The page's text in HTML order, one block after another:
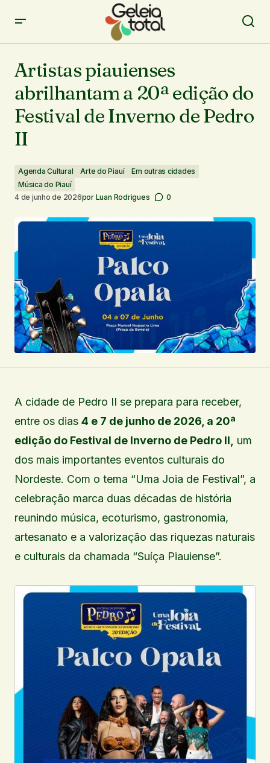
de Inverno de Pedro II
Artistas piauienses
abrilhantam a 20ª edição do
Festival de Inverno de Pedro
II
Agenda Cultural Arte do Piauí
Em outras cidades
Música do Piauí
4 de junho de 2026por Luan Rodrigues 0
A cidade de Pedro II se prepara para receber,
entre os dias 4 e 7 de junho de 2026, a 20ª
edição do Festival de Inverno de Pedro II, um
dos mais importantes eventos culturais do
Nordeste. Com o tema “Uma Joia de Festival”, a
celebração marca duas décadas de história
reunindo música, ecoturismo, gastronomia,
artesanato e a valorização das riquezas naturais
e culturais da chamada “Suíça Piauiense”.